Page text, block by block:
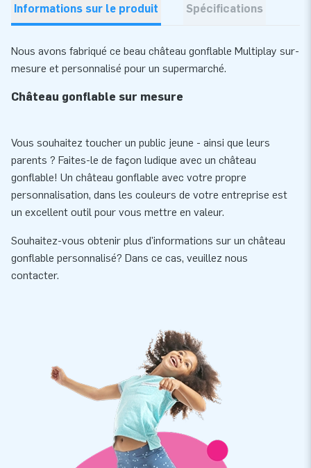
Informations sur le produit Spécifications
Nous avons fabriqué ce beau château gonflable Multiplay sur-
mesure et personnalisé pour un supermarché.
Château gonflable sur mesure
Vous souhaitez toucher un public jeune - ainsi que leurs
parents ? Faites-le de façon ludique avec un château
gonflable! Un château gonflable avec votre propre
personnalisation, dans les couleurs de votre entreprise est
un excellent outil pour vous mettre en valeur.
Souhaitez-vous obtenir plus d'informations sur un château
gonflable personnalisé? Dans ce cas, veuillez nous
contacter.